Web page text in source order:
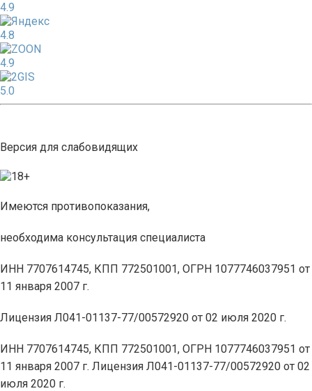
4.9
4.8
4.9
5.0
Версия для слабовидящих
Имеются противопоказания,
необходима консультация специалиста
ИНН 7707614745, КПП 772501001, ОГРН 1077746037951 от
11 января 2007 г.
Лицензия Л041-01137-77/00572920 от 02 июля 2020 г.
ИНН 7707614745, КПП 772501001, ОГРН 1077746037951 от
11 января 2007 г. Лицензия Л041-01137-77/00572920 от 02
июля 2020 г.